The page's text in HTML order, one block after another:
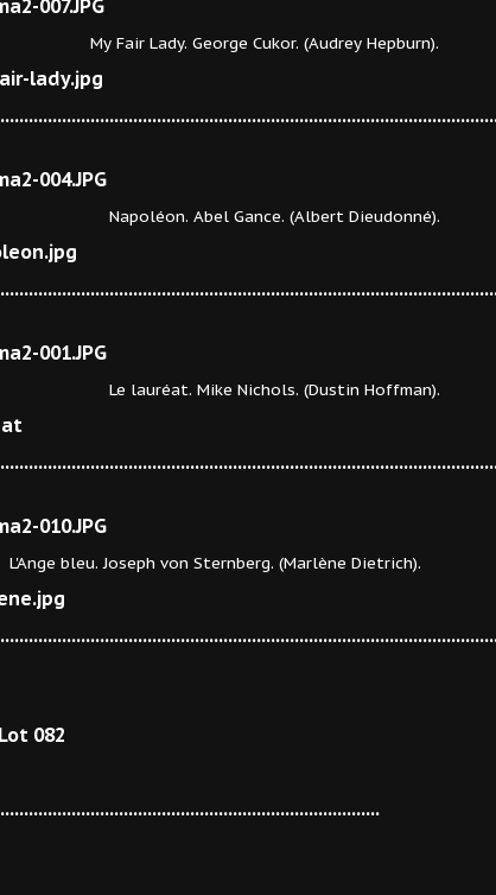
George Cukor. (Audrey Hepburn).
Abel Gance. (Albert Dieudonné).
Mike Nichols. (Dustin Hoffman).
Joseph von Sternberg. (Marlène Dietrich).